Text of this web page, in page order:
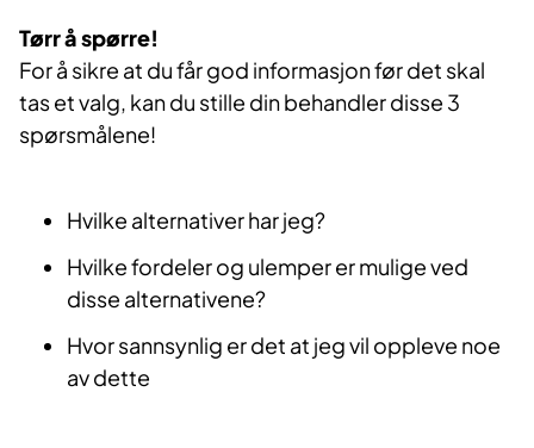
Tørr å spørre!
For å sikre at du får god informasjon før det skal
tas et valg, kan du stille din behandler disse 3
spørsmålene!
Hvilke alternativer har jeg?
Hvilke fordeler og ulemper er mulige ved
disse alternativene?
Hvor sannsynlig er det at jeg vil oppleve noe
av dette